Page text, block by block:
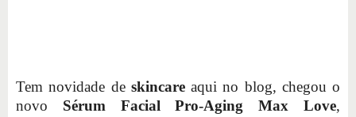
Tem novidade de skincareaqui no blog, chegou o
novo Sérum Facial Pro-Aging Max Love,